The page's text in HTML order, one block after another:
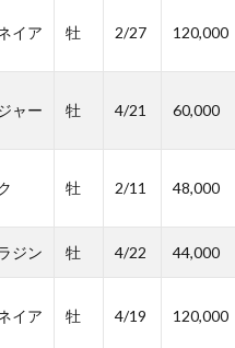
イア 牡 2/27 120,000
ャー 牡 4/21 60,000
牡 2/11 48,000
ジン 牡 4/22 44,000
イア 牡 4/19 120,000